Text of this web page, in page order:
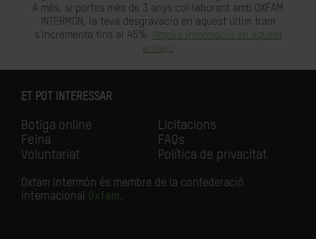
A més, si portes més de 3 anys col·laborant amb OXFAM
INTERMÓN, la teva desgravació en aquest últim tram
s'incrementa fins al 45%. Amplia informació en aquest
enllaç.
ET POT INTERESSAR
Botiga online
Feina
Voluntariat
Licitacions
FAQs
Política de privacitat
Oxfam Intermón és membre de la confederació
internacional Oxfam.